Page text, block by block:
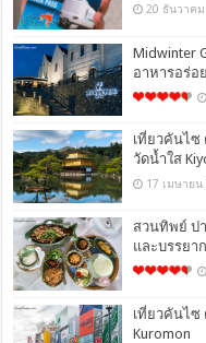
20 ธันวาคม
Midwinter
อาหารอร่อย
เที่ยวคันไซ
วัดน้ำใส
17 เมษายน
สวนทิพย์ ป
และบรรยา
เที่ยวคันไซ
Kuromon